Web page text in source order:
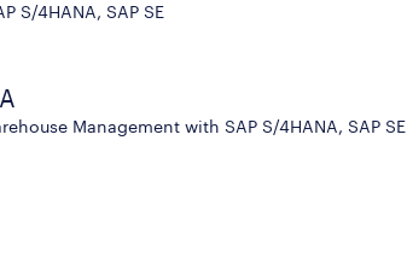
S/4HANA, SAP SE
Management with SAP S/4HANA, SAP SE